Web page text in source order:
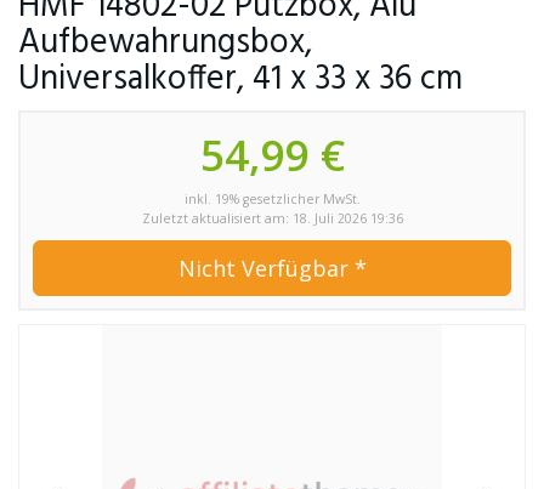
Aufbewahrungsbox,
Universalkoffer, 41 x 33 x 36 cm
54,99 €
inkl. 19% gesetzlicher MwSt.
Zuletzt aktualisiert am: 18. Juli 2026 19:36
Nicht Verfügbar *